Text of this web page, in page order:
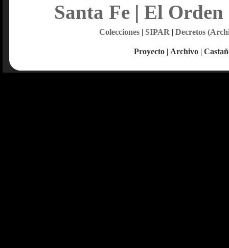
Santa Fe| El Orden
Colecciones| SIPAR | Decretos
Proyecto | Archivo |